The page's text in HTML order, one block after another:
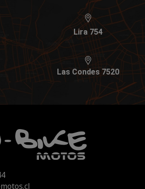
Lira 754
Las Condes 7520